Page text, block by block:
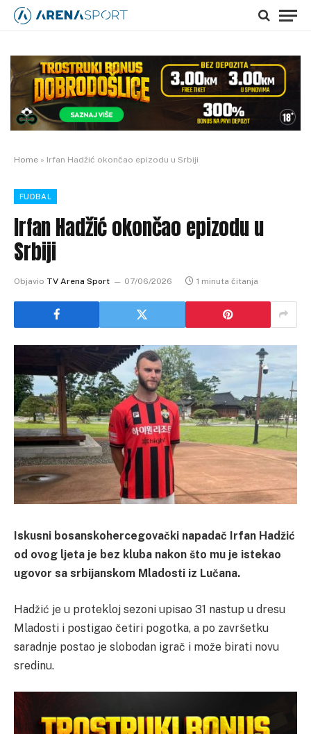
Home » Irfan Hadžić okončao epizodu u Srbiji
FUDBAL
Irfan Hadžić okončao epizodu u
Srbiji
Objavio TV Arena Sport 07/06/2026 1 minuta čitanja
Iskusni bosanskohercegovački napadač Irfan Hadžić
od ovog ljeta je bez kluba nakon što mu je istekao
ugovor sa srbijanskom Mladosti iz Lučana.
Hadžić je u protekloj sezoni upisao 31 nastup u dresu
Mladosti i postigao četiri pogotka, a po završetku
saradnje postao je slobodan igrač i može birati novu
sredinu.